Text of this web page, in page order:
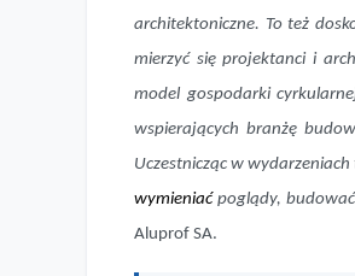
architektoniczne. To też
mierzyć się projektanci i
model gospodarki
wspierających branżę
Uczestnicząc w
wymieniaćpoglądy,
Aluprof SA.